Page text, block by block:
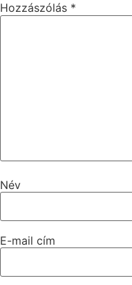
Hozzászólás *
Név
E-mail cím